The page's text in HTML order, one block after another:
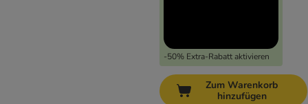
-50% Extra-Rabatt aktivieren
Zum Warenkorb
hinzufügen